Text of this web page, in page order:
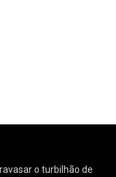
o turbilhão de